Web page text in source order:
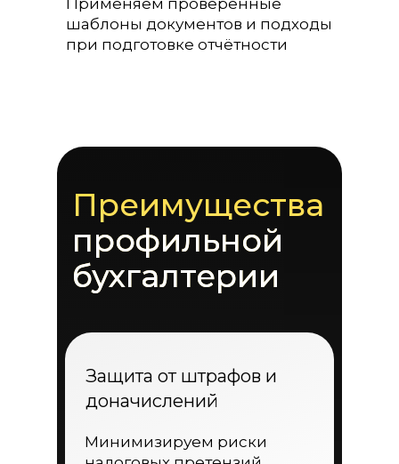
Применяем проверенные
шаблоны документов и подходы
при подготовке отчётности
Защита от штрафов и
доначислений
Минимизируем риски
Преимущества
профильной
бухгалтерии